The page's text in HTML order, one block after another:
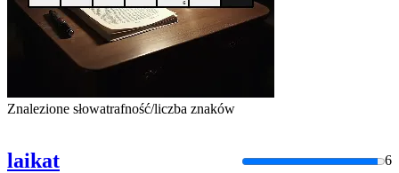
Znalezione słowatrafność/liczba znaków
laikat 6